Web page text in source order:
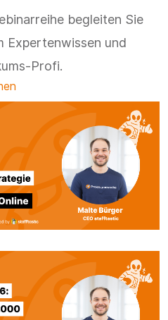
begleiten Sie
Expertenwissen und
Profi.